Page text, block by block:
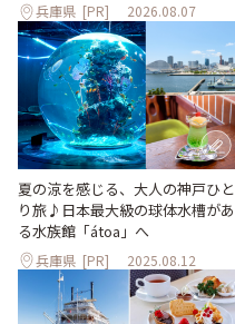
兵庫県 [PR] 2026.08.07
夏の涼を感じる、大人の神戸ひと
り旅♪日本最大級の球体水槽があ
る水族館「átoa」へ
兵庫県 [PR] 2025.08.12